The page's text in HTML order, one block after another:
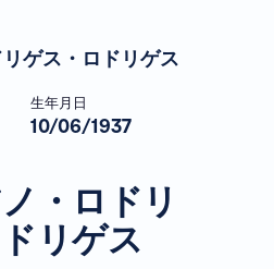
ゲス・ロドリゲス
生年月日
10/06/1937
・ロドリ
リゲス